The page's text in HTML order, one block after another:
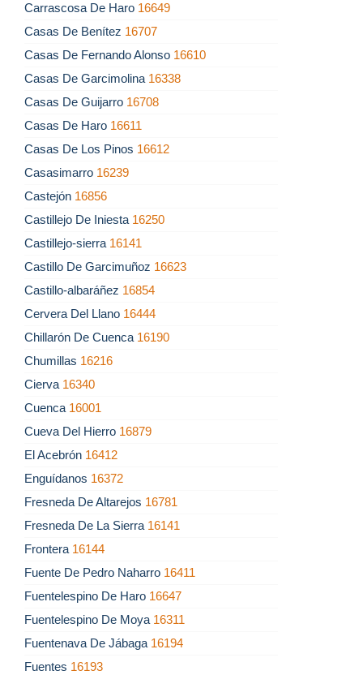
Carrascosa De Haro 16649
Casas De Benítez 16707
Casas De Fernando Alonso 16610
Casas De Garcimolina 16338
Casas De Guijarro 16708
Casas De Haro 16611
Casas De Los Pinos 16612
Casasimarro 16239
Castejón 16856
Castillejo De Iniesta 16250
Castillejo-sierra 16141
Castillo De Garcimuñoz 16623
Castillo-albaráñez 16854
Cervera Del Llano 16444
Chillarón De Cuenca 16190
Chumillas 16216
Cierva 16340
Cuenca 16001
Cueva Del Hierro 16879
El Acebrón 16412
Enguídanos 16372
Fresneda De Altarejos 16781
Fresneda De La Sierra 16141
Frontera 16144
Fuente De Pedro Naharro 16411
Fuentelespino De Haro 16647
Fuentelespino De Moya 16311
Fuentenava De Jábaga 16194
Fuentes 16193